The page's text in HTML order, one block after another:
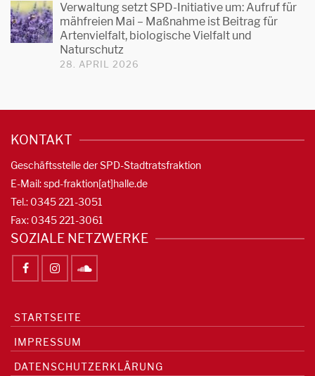
Verwaltung setzt SPD-Initiative um: Aufruf für
mähfreien Mai – Maßnahme ist Beitrag für
Artenvielfalt, biologische Vielfalt und
Naturschutz
28. APRIL 2026
KONTAKT
Geschäftsstelle der SPD-Stadtratsfraktion
E-Mail: spd-fraktion[at]halle.de
Tel.: 0345 221-3051
Fax: 0345 221-3061
SOZIALE NETZWERKE
STARTSEITE
IMPRESSUM
DATENSCHUTZERKLÄRUNG